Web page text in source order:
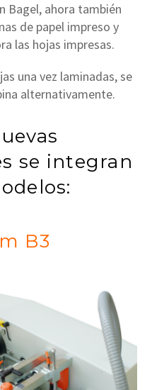
Bagel, ahora también
de papel impreso y
las hojas impresas.
una vez laminadas, se
alternativamente.
se integran
B3